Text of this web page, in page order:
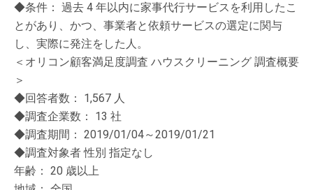
◆条件： 過去 4 年以内に家事代行サービスを利用したこ
とがあり、かつ、事業者と依頼サービスの選定に関与
し、実際に発注をした人。
＜オリコン顧客満足度調査 ハウスクリーニング 調査概要
＞
◆回答者数： 1,567 人
◆調査企業数： 13 社
◆調査期間： 2019/01/04～2019/01/21
◆調査対象者 性別 指定なし
年齢： 20 歳以上